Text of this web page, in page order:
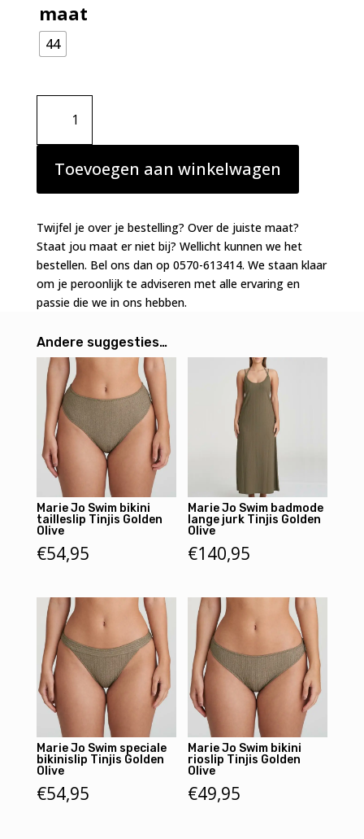
maat
44
Marie
Swim
speciale
bikinislip
Tinjis
Olive
aantal
Toevoegen aan winkelwagen
Twijfel je over je bestelling? Over de juiste maat?
Staat jou maat er niet bij? Wellicht kunnen we het
bestellen. Bel ons dan op 0570-613414. We staan klaar
om je peroonlijk te adviseren met alle ervaring en
passie die we in ons hebben.
Andere suggesties…
Marie Jo Swim bikini
tailleslip Tinjis Golden
Olive
€54,95
Marie Jo Swim badmode
lange jurk Tinjis Golden
Olive
€140,95
Marie Jo Swim speciale
bikinislip Tinjis Golden
Olive
€54,95
Marie Jo Swim bikini
rioslip Tinjis Golden
Olive
€49,95